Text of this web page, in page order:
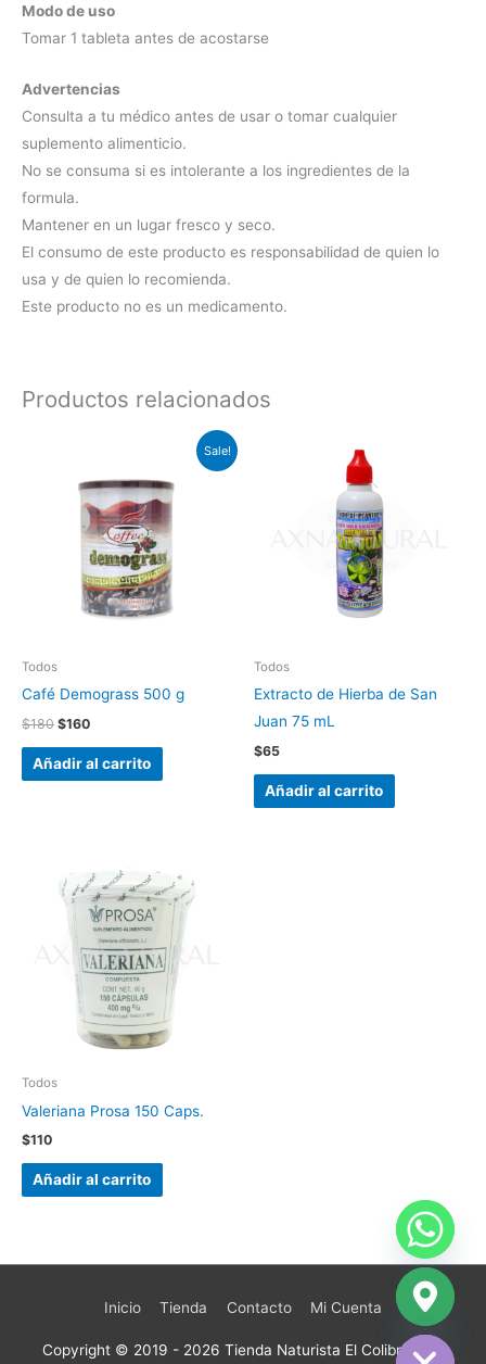
Modo de uso
Tomar 1 tableta antes de acostarse
Advertencias
Consulta a tu médico antes de usar o tomar cualquier
suplemento alimenticio.
No se consuma si es intolerante a los ingredientes de la
formula.
Mantener en un lugar fresco y seco.
El consumo de este producto es responsabilidad de quien lo
usa y de quien lo recomienda.
Este producto no es un medicamento.
Productos relacionados
Sale!
Todos
Café Demograss 500 g
$180
was:
$180.
$160
is:
$160.
Añadir al carrito
Todos
Extracto de Hierba de San
Juan 75 mL
$65
Añadir al carrito
Todos
Valeriana Prosa 150 Caps.
$110
Añadir al carrito
Inicio Tienda Contacto Mi Cuenta
Copyright © 2019 - 2026 Tienda Naturista El Colibrí | San
Hide
chaty